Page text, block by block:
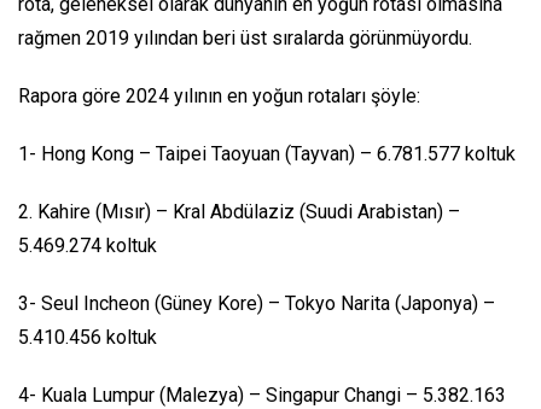
rağmen 2019 yılından beri üst sıralarda görünmüyordu.
Rapora göre 2024 yılının en yoğun rotaları şöyle:
1- Hong Kong – Taipei Taoyuan (Tayvan) – 6.781.577 koltuk
2. Kahire (Mısır) – Kral Abdülaziz (Suudi Arabistan) –
5.469.274 koltuk
3- Seul Incheon (Güney Kore) – Tokyo Narita (Japonya) –
5.410.456 koltuk
4- Kuala Lumpur (Malezya) – Singapur Changi – 5.382.163